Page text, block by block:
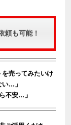
頼も可能！
を売ってみたいけ
い…」
不安…」